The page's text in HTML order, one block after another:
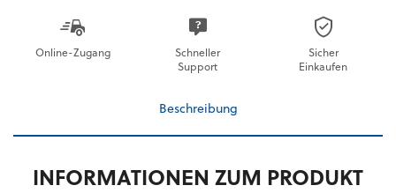
Online-Zugang
Schneller
Support
Sicher
Einkaufen
Beschreibung
INFORMATIONEN ZUM PRODUKT